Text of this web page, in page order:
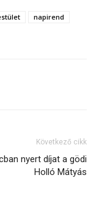
napirend
Következő cikk
nyert díjat a gödi
Holló Mátyás